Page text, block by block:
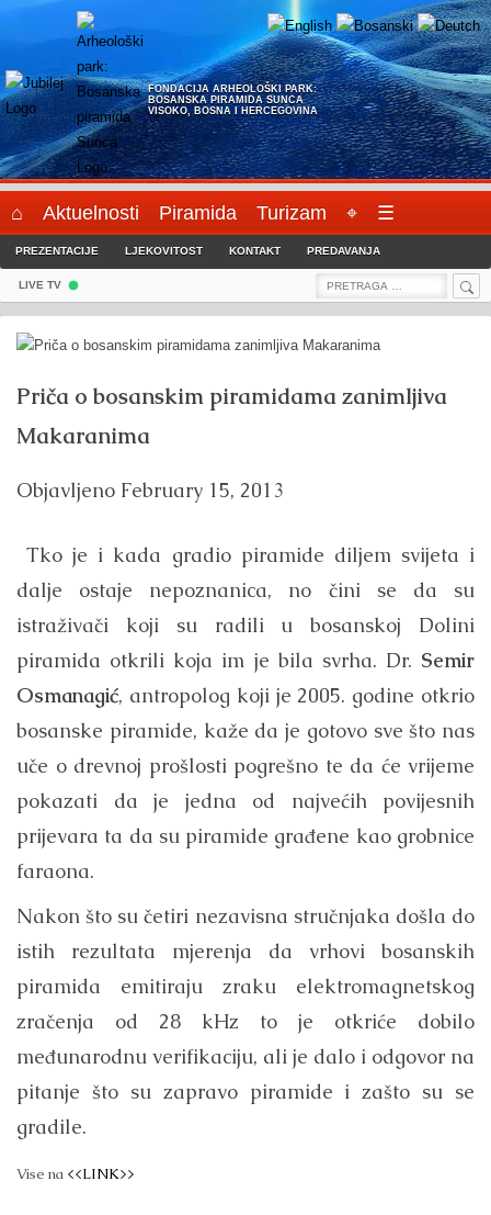
FONDACIJA ARHEOLOŠKI PARK:
BOSANSKA PIRAMIDA SUNCA
VISOKO, BOSNA I HERCEGOVINA
⌂ Aktuelnosti Piramida Turizam ⌖ ☰
PREZENTACIJE LJEKOVITOST KONTAKT PREDAVANJA
LIVE TV
Search
Priča o bosanskim piramidama zanimljiva
Makaranima
Objavljeno February 15, 2013
Tko je i kada gradio piramide diljem svijeta i
dalje ostaje nepoznanica, no čini se da su
istraživači koji su radili u bosanskoj Dolini
piramida otkrili koja im je bila svrha. Dr. Semir
Osmanagić, antropolog koji je 2005. godine otkrio
bosanske piramide, kaže da je gotovo sve što nas
uče o drevnoj prošlosti pogrešno te da će vrijeme
pokazati da je jedna od najvećih povijesnih
prijevara ta da su piramide građene kao grobnice
faraona.
Nakon što su četiri nezavisna stručnjaka došla do
istih rezultata mjerenja da vrhovi bosanskih
piramida emitiraju zraku elektromagnetskog
zračenja od 28 kHz to je otkriće dobilo
međunarodnu verifikaciju, ali je dalo i odgovor na
pitanje što su zapravo piramide i zašto su se
gradile.
Vise na <<LINK>>